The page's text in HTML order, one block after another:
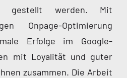
gestellt werden. Mit
Onpage-Optimierung
Erfolge im Google-
mit Loyalität und guter
zusammen. Die Arbeit